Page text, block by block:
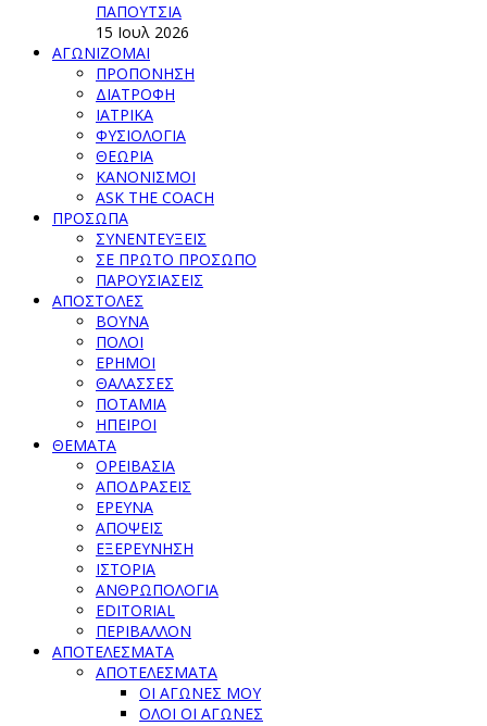
ΠΑΠΟΥΤΣΙΑ
15 Ιουλ 2026
ΑΓΩΝΙΖΟΜΑΙ
ΠΡΟΠΟΝΗΣΗ
ΔΙΑΤΡΟΦΗ
ΙΑΤΡΙΚΑ
ΦΥΣΙΟΛΟΓΙΑ
ΘΕΩΡΙΑ
ΚΑΝΟΝΙΣΜΟΙ
ASK THE COACH
ΠΡΟΣΩΠΑ
ΣΥΝΕΝΤΕΥΞΕΙΣ
ΣΕ ΠΡΩΤΟ ΠΡΟΣΩΠΟ
ΠΑΡΟΥΣΙΑΣΕΙΣ
ΑΠΟΣΤΟΛΕΣ
ΒΟΥΝΑ
ΠΟΛΟΙ
ΕΡΗΜΟΙ
ΘΑΛΑΣΣΕΣ
ΠΟΤΑΜΙΑ
ΗΠΕΙΡΟΙ
ΘΕΜΑΤΑ
ΟΡΕΙΒΑΣΙΑ
ΑΠΟΔΡΑΣΕΙΣ
ΕΡΕΥΝΑ
ΑΠΟΨΕΙΣ
ΕΞΕΡΕΥΝΗΣΗ
ΙΣΤΟΡΙΑ
ΑΝΘΡΩΠΟΛΟΓΙΑ
EDITORIAL
ΠΕΡΙΒΑΛΛΟΝ
ΑΠΟΤΕΛΕΣΜΑΤΑ
ΑΠΟΤΕΛΕΣΜΑΤΑ
ΟΙ ΑΓΩΝΕΣ ΜΟΥ
ΟΛΟΙ ΟΙ ΑΓΩΝΕΣ